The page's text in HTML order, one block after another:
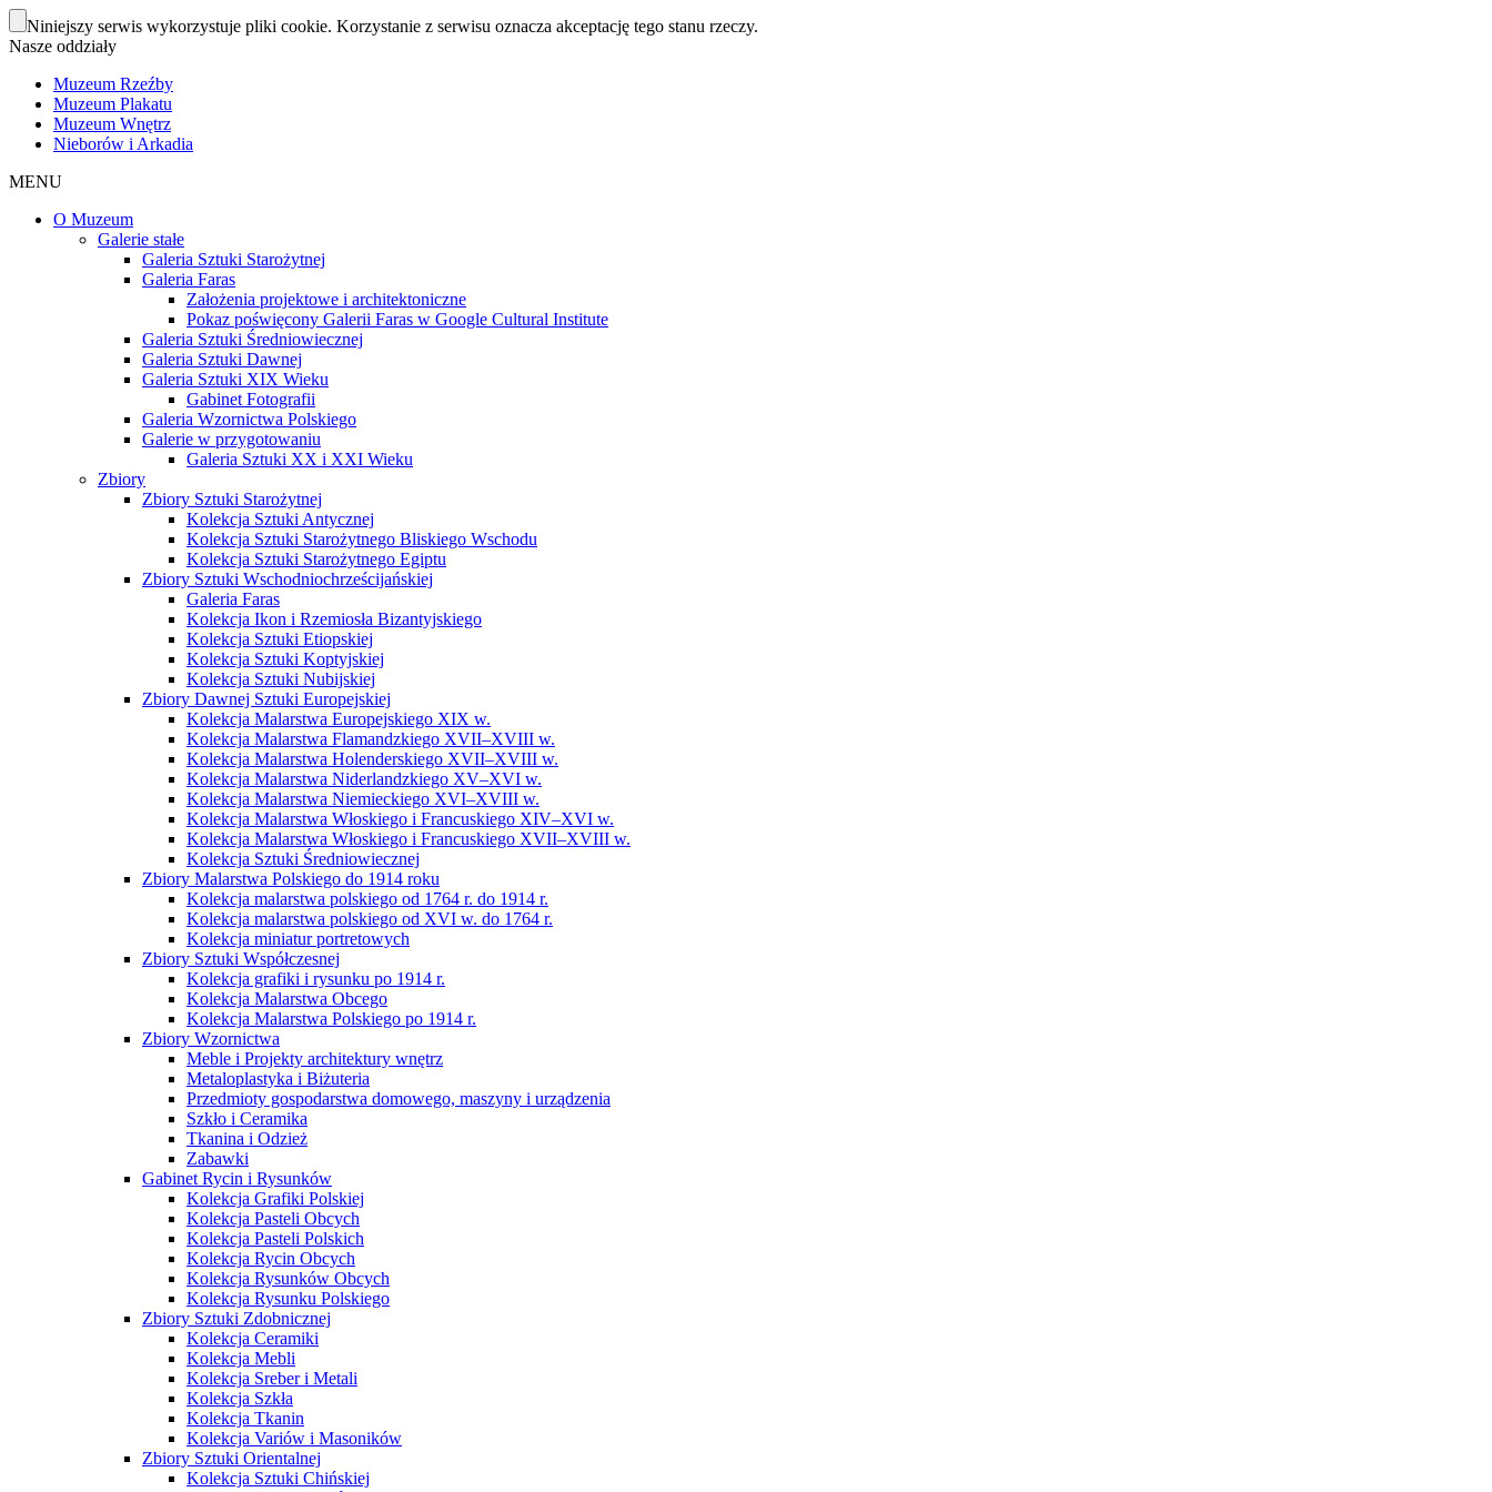
Niniejszy serwis wykorzystuje pliki cookie. Korzystanie z serwisu oznacza akceptację tego stanu rzeczy.
Nasze oddziały
Muzeum Rzeźby
Muzeum Plakatu
Muzeum Wnętrz
Nieborów i Arkadia
MENU
O Muzeum
Galerie stałe
Galeria Sztuki Starożytnej
Galeria Faras
Założenia projektowe i architektoniczne
Pokaz poświęcony Galerii Faras w Google Cultural Institute
Galeria Sztuki Średniowiecznej
Galeria Sztuki Dawnej
Galeria Sztuki XIX Wieku
Gabinet Fotografii
Galeria Wzornictwa Polskiego
Galerie w przygotowaniu
Galeria Sztuki XX i XXI Wieku
Zbiory
Zbiory Sztuki Starożytnej
Kolekcja Sztuki Antycznej
Kolekcja Sztuki Starożytnego Bliskiego Wschodu
Kolekcja Sztuki Starożytnego Egiptu
Zbiory Sztuki Wschodniochrześcijańskiej
Galeria Faras
Kolekcja Ikon i Rzemiosła Bizantyjskiego
Kolekcja Sztuki Etiopskiej
Kolekcja Sztuki Koptyjskiej
Kolekcja Sztuki Nubijskiej
Zbiory Dawnej Sztuki Europejskiej
Kolekcja Malarstwa Europejskiego XIX w.
Kolekcja Malarstwa Flamandzkiego XVII–XVIII w.
Kolekcja Malarstwa Holenderskiego XVII–XVIII w.
Kolekcja Malarstwa Niderlandzkiego XV–XVI w.
Kolekcja Malarstwa Niemieckiego XVI–XVIII w.
Kolekcja Malarstwa Włoskiego i Francuskiego XIV–XVI w.
Kolekcja Malarstwa Włoskiego i Francuskiego XVII–XVIII w.
Kolekcja Sztuki Średniowiecznej
Zbiory Malarstwa Polskiego do 1914 roku
Kolekcja malarstwa polskiego od 1764 r. do 1914 r.
Kolekcja malarstwa polskiego od XVI w. do 1764 r.
Kolekcja miniatur portretowych
Zbiory Sztuki Współczesnej
Kolekcja grafiki i rysunku po 1914 r.
Kolekcja Malarstwa Obcego
Kolekcja Malarstwa Polskiego po 1914 r.
Zbiory Wzornictwa
Meble i Projekty architektury wnętrz
Metaloplastyka i Biżuteria
Przedmioty gospodarstwa domowego, maszyny i urządzenia
Szkło i Ceramika
Tkanina i Odzież
Zabawki
Gabinet Rycin i Rysunków
Kolekcja Grafiki Polskiej
Kolekcja Pasteli Obcych
Kolekcja Pasteli Polskich
Kolekcja Rycin Obcych
Kolekcja Rysunków Obcych
Kolekcja Rysunku Polskiego
Zbiory Sztuki Zdobnicznej
Kolekcja Ceramiki
Kolekcja Mebli
Kolekcja Sreber i Metali
Kolekcja Szkła
Kolekcja Tkanin
Kolekcja Variów i Masoników
Zbiory Sztuki Orientalnej
Kolekcja Sztuki Chińskiej